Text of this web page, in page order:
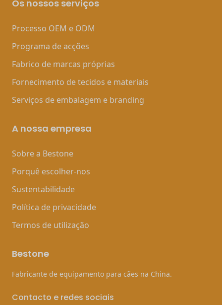
Os nossos serviços
Processo OEM e ODM
Programa de acções
Fabrico de marcas próprias
Fornecimento de tecidos e materiais
Serviços de embalagem e branding
A nossa empresa
Sobre a Bestone
Porquê escolher-nos
Sustentabilidade
Política de privacidade
Termos de utilização
Bestone
Fabricante de equipamento para cães na China.
Contacto e redes sociais